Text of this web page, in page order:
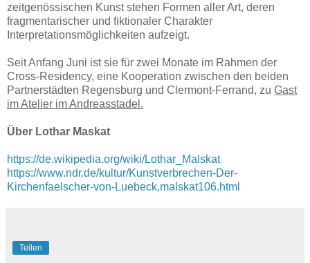
zeitgenössischen Kunst stehen Formen aller Art, deren
fragmentarischer und fiktionaler Charakter
Interpretationsmöglichkeiten aufzeigt.
Seit Anfang Juni ist sie für zwei Monate im Rahmen der
Cross-Residency, eine Kooperation zwischen den beiden
Partnerstädten Regensburg und Clermont-Ferrand, zu Gast
im Atelier im Andreasstadel.
Über Lothar Maskat
https://de.wikipedia.org/wiki/Lothar_Malskat
https://www.ndr.de/kultur/Kunstverbrechen-Der-
Kirchenfaelscher-von-Luebeck,malskat106.html
Teilen